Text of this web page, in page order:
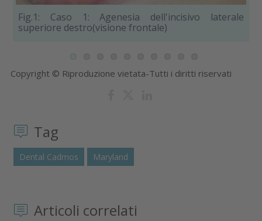
Fig.1: Caso 1: Agenesia dell'incisivo laterale
superiore destro(visione frontale)
Copyright © Riproduzione vietata-Tutti i diritti riservati
Tag
Dental Cadmos Maryland
Articoli correlati